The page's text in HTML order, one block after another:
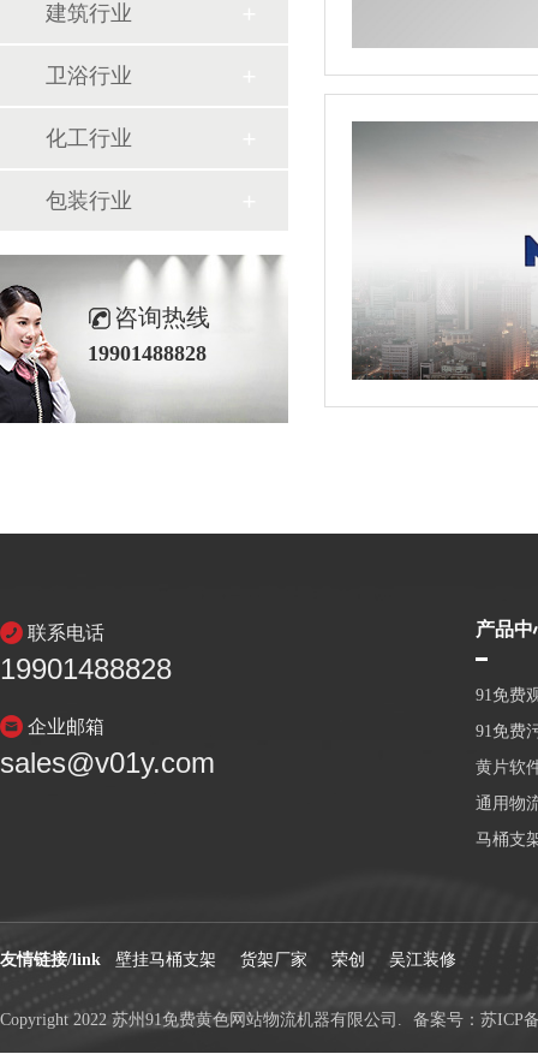
建筑行业
卫浴行业
化工行业
包装行业
咨询热线
19901488828
联系电话
19901488828
企业邮箱
sales@v01y.com
产品中
91免费
91免费
黄片软
通用物
马桶支
Copyright 2022 苏州91免费黄色网站物流机器有限公司. 备案号： 苏ICP
友情链接/link 壁挂马桶支架 货架厂家 荣创 吴江装修